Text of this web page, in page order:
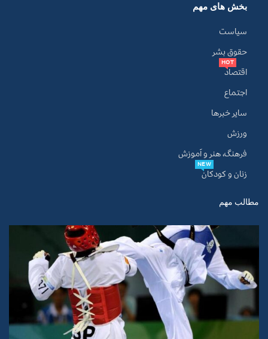
بخش های مهم
سیاست
حقوق بشر
اقتصاد
HOT
اجتماع
سایر خبرها
ورزش
فرهنگ، هنر و آموزش
زنان و کودکان
NEW
مطالب مهم